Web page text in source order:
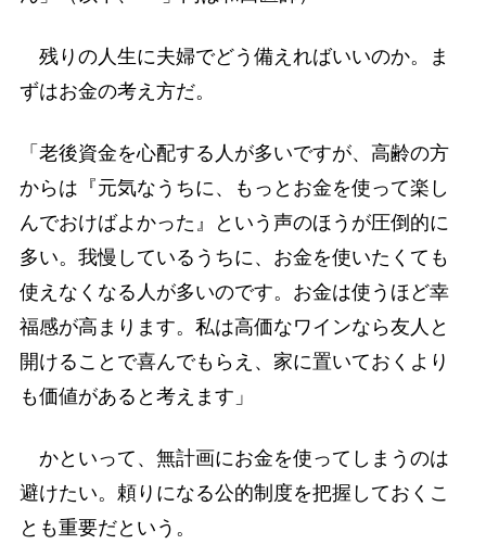
残りの人生に夫婦でどう備えればいいのか。ま
ずはお金の考え方だ。
「老後資金を心配する人が多いですが、高齢の方
からは『元気なうちに、もっとお金を使って楽し
んでおけばよかった』という声のほうが圧倒的に
多い。我慢しているうちに、お金を使いたくても
使えなくなる人が多いのです。お金は使うほど幸
福感が高まります。私は高価なワインなら友人と
開けることで喜んでもらえ、家に置いておくより
も価値があると考えます」
かといって、無計画にお金を使ってしまうのは
避けたい。頼りになる公的制度を把握しておくこ
とも重要だという。